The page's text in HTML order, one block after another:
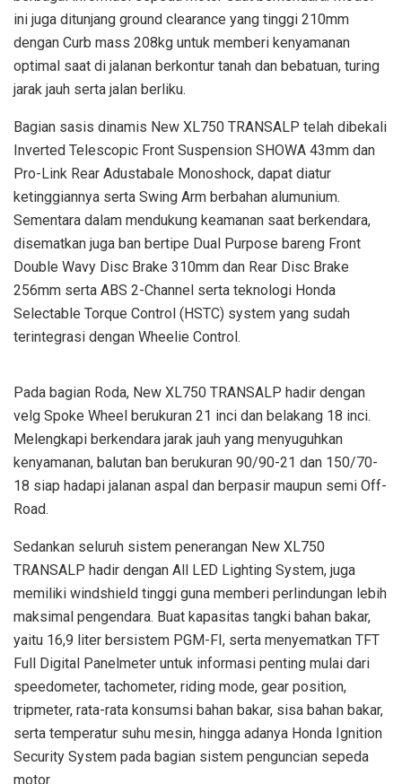
ini juga ditunjang ground clearance yang tinggi 210mm
dengan Curb mass 208kg untuk memberi kenyamanan
optimal saat di jalanan berkontur tanah dan bebatuan, turing
jarak jauh serta jalan berliku.
Bagian sasis dinamis New XL750 TRANSALP telah dibekali
Inverted Telescopic Front Suspension SHOWA 43mm dan
Pro-Link Rear Adustabale Monoshock, dapat diatur
ketinggiannya serta Swing Arm berbahan alumunium.
Sementara dalam mendukung keamanan saat berkendara,
disematkan juga ban bertipe Dual Purpose bareng Front
Double Wavy Disc Brake 310mm dan Rear Disc Brake
256mm serta ABS 2-Channel serta teknologi Honda
Selectable Torque Control (HSTC) system yang sudah
terintegrasi dengan Wheelie Control.
Pada bagian Roda, New XL750 TRANSALP hadir dengan
velg Spoke Wheel berukuran 21 inci dan belakang 18 inci.
Melengkapi berkendara jarak jauh yang menyuguhkan
kenyamanan, balutan ban berukuran 90/90-21 dan 150/70-
18 siap hadapi jalanan aspal dan berpasir maupun semi Off-
Road.
Sedankan seluruh sistem penerangan New XL750
TRANSALP hadir dengan All LED Lighting System, juga
memiliki windshield tinggi guna memberi perlindungan lebih
maksimal pengendara. Buat kapasitas tangki bahan bakar,
yaitu 16,9 liter bersistem PGM-FI, serta menyematkan TFT
Full Digital Panelmeter untuk informasi penting mulai dari
speedometer, tachometer, riding mode, gear position,
tripmeter, rata-rata konsumsi bahan bakar, sisa bahan bakar,
serta temperatur suhu mesin, hingga adanya Honda Ignition
Security System pada bagian sistem penguncian sepeda
motor.